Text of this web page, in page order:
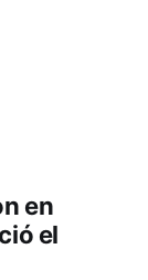
en
el